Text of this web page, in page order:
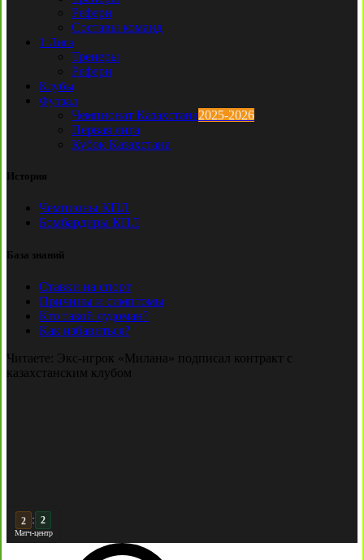
Рефери
Составы команд
1 Лига
Тренеры
Рефери
Клубы
Футзал
Чемпионат Казахстана2025-2026
Первая лига
Кубок Казахстана
История
Чемпионы КПЛ
Бомбардиры КПЛ
База знаний
Ставки на спорт
Причины и симптомы
Кто такой лудоман?
Как избавиться?
Читаете: Экс-игрок «Милана» подписал контракт с
казахстанским клубом
3 :
Матч-центр